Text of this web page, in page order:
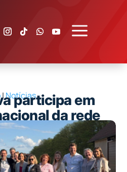
a
|Notícias
participa em
da rede
Eslovénia